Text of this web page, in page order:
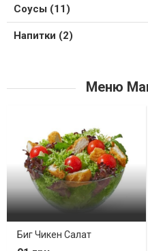
Соусы (11)
Напитки (2)
Меню
Биг Чикен Салат